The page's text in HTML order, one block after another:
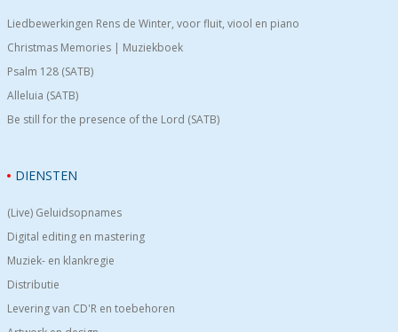
Liedbewerkingen Rens de Winter, voor fluit, viool en piano
Christmas Memories | Muziekboek
Psalm 128 (SATB)
Alleluia (SATB)
Be still for the presence of the Lord (SATB)
DIENSTEN
(Live) Geluidsopnames
Digital editing en mastering
Muziek- en klankregie
Distributie
Levering van CD'R en toebehoren